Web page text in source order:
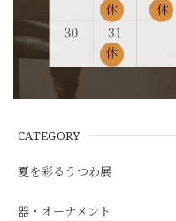
CATEGORY
夏を彩るうつわ展
器・オーナメント